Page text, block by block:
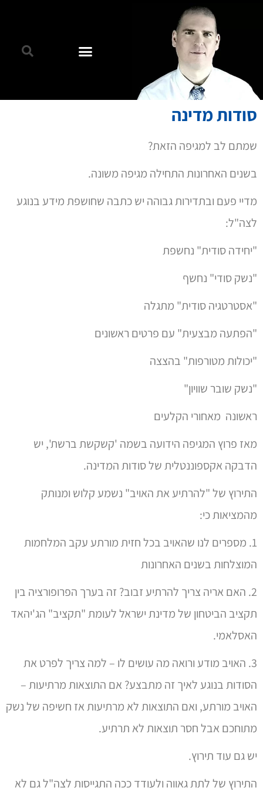
סודות מדינה
שמתם לב למגיפה הזאת?
לצה"ל:
"יחידה סודית" נחשפת
"הפתעה מבצעית" עם פרטים ראשונים
מאז פרוץ המגיפה הידועה בשמה 'קשקשת ברשת', יש
הדבקה אקספוננטלית של סודות המדינה.
התירוץ של "להרתיע את האויב" נשמע קלוש ומנותק
מהמציאות כי:
1. מספרים לנו שהאויב בכל חזית מורתע עקב המלחמות
המוצלחות בשנים האחרונות
2. האם אריה צריך להרתיע זבוב? זה בערך הפרופורציה בין
תקציב הביטחון של מדינת ישראל לעומת "תקציב" הג'יהאד
האסלאמי.
3. האויב מודע ורואה מה עושים לו – למה צריך לפרט את
הסודות בנוגע לאיך זה מתבצע? אם התוצאות מרתיעות –
האויב מורתע, ואם התוצאות לא מרתיעות אז חשיפה של נשק
מתוחכם אבל חסר תוצאות לא תרתיע.
יש גם עוד תירוץ.
ממש תופס כי:
1. זה לא שמלש"ב (מיועד לשירות בטחון) צעיר יכול לבחור